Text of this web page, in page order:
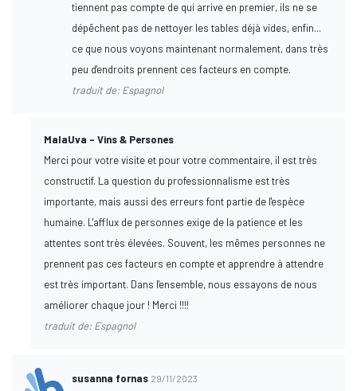
tiennent pas compte de qui arrive en premier, ils ne se
dépêchent pas de nettoyer les tables déjà vides, enfin...
ce que nous voyons maintenant normalement, dans très
peu d'endroits prennent ces facteurs en compte.
traduit de: Espagnol
MalaUva - Vins & Persones
Merci pour votre visite et pour votre commentaire, il est très
constructif. La question du professionnalisme est très
importante, mais aussi des erreurs font partie de l'espèce
humaine. L'afflux de personnes exige de la patience et les
attentes sont très élevées. Souvent, les mêmes personnes ne
prennent pas ces facteurs en compte et apprendre à attendre
est très important. Dans l'ensemble, nous essayons de nous
améliorer chaque jour ! Merci !!!!
traduit de: Espagnol
susanna fornas 29/11/2023